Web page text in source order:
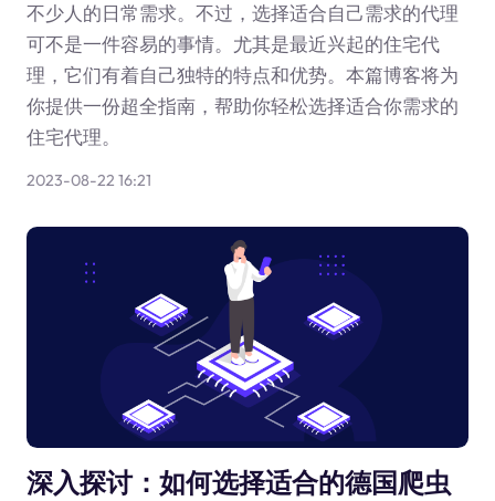
不少人的日常需求。不过，选择适合自己需求的代理
可不是一件容易的事情。尤其是最近兴起的住宅代
理，它们有着自己独特的特点和优势。本篇博客将为
你提供一份超全指南，帮助你轻松选择适合你需求的
住宅代理。
2023-08-22 16:21
深入探讨：如何选择适合的德国爬虫